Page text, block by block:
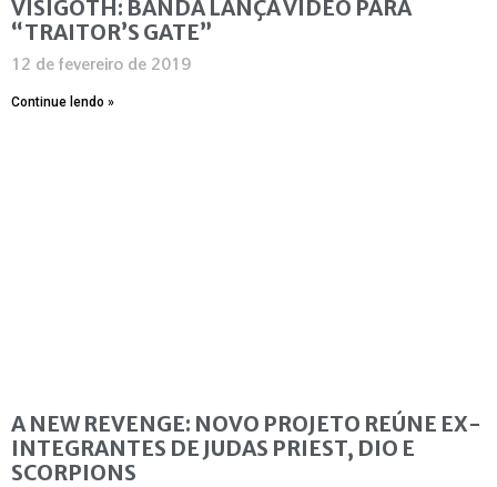
VISIGOTH: BANDA LANÇA VÍDEO PARA
“TRAITOR’S GATE”
12 de fevereiro de 2019
Continue lendo »
A NEW REVENGE: NOVO PROJETO REÚNE EX-
INTEGRANTES DE JUDAS PRIEST, DIO E
SCORPIONS